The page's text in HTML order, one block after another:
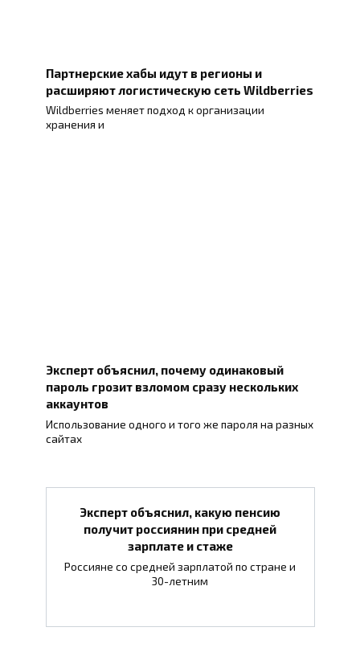
Партнерские хабы идут в регионы и
расширяют логистическую сеть Wildberries
Wildberries меняет подход к организации
хранения и
Эксперт объяснил, почему одинаковый
пароль грозит взломом сразу нескольких
аккаунтов
Использование одного и того же пароля на разных
сайтах
Эксперт объяснил, какую пенсию
получит россиянин при средней
зарплате и стаже
Россияне со средней зарплатой по стране и
30-летним